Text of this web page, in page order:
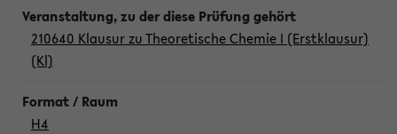
210640 Klausur zu Theoretische Chemie I (Erstklausur)
(Kl)
H4